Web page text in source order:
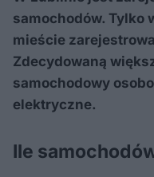
samochodów. Tylko
mieście
Zdecydowaną
samochodowy
elektryczne.
Ile